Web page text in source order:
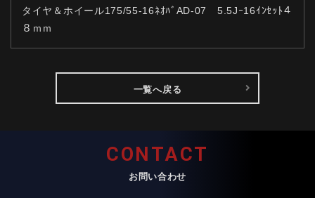
タイヤ＆ホイール175/55-16ﾈｵﾊﾞAD-07 5.5Jｰ16ｲﾝｾｯﾄ４
８ｍｍ
一覧へ戻る
CONTACT
お問い合わせ